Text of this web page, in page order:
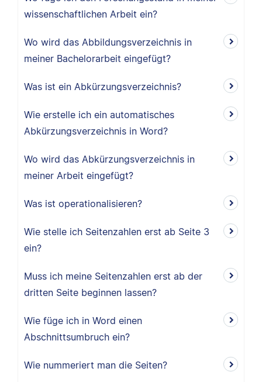
wissenschaftlichen Arbeit ein?
Wo wird das Abbildungsverzeichnis in
meiner Bachelorarbeit eingefügt?
Was ist ein Abkürzungsverzeichnis?
Wie erstelle ich ein automatisches
Abkürzungsverzeichnis in Word?
Wo wird das Abkürzungsverzeichnis in
meiner Arbeit eingefügt?
Was ist operationalisieren?
Wie stelle ich Seitenzahlen erst ab Seite 3
ein?
Muss ich meine Seitenzahlen erst ab der
dritten Seite beginnen lassen?
Wie füge ich in Word einen
Abschnittsumbruch ein?
Wie nummeriert man die Seiten?